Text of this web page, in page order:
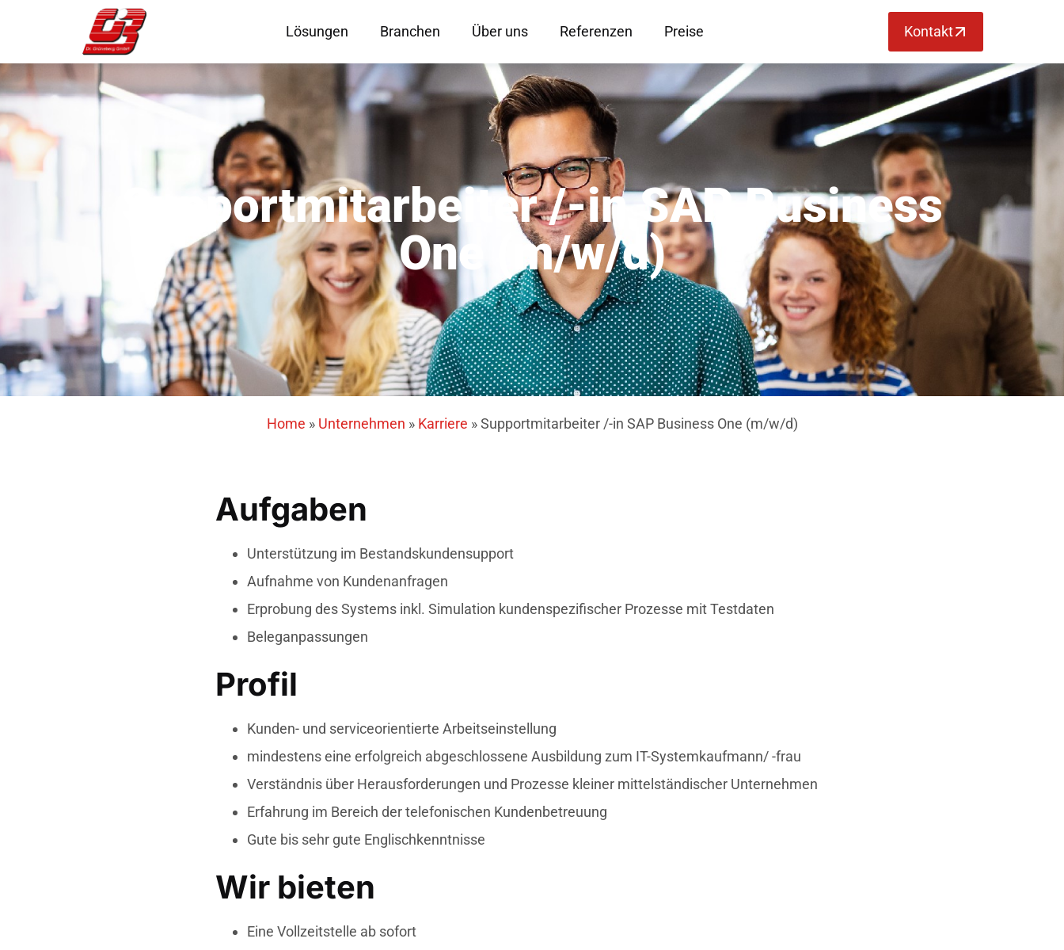
Lösungen Branchen Über uns Referenzen Preise Kontakt
Supportmitarbeiter /-in SAP Business
One (m/w/d)
Home » Unternehmen » Karriere »Supportmitarbeiter /-in SAP Business One (m/w/d)
Aufgaben
Unterstützung im Bestandskundensupport
Aufnahme von Kundenanfragen
Erprobung des Systems inkl. Simulation kundenspezifischer Prozesse mit Testdaten
Beleganpassungen
Profil
Kunden- und serviceorientierte Arbeitseinstellung
mindestens eine erfolgreich abgeschlossene Ausbildung zum IT-Systemkaufmann/ -frau
Verständnis über Herausforderungen und Prozesse kleiner mittelständischer Unternehmen
Erfahrung im Bereich der telefonischen Kundenbetreuung
Gute bis sehr gute Englischkenntnisse
Wir bieten
Eine Vollzeitstelle ab sofort